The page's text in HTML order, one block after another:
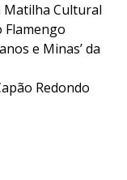
Matilha Cultural
Flamengo
e Minas’ da
Redondo